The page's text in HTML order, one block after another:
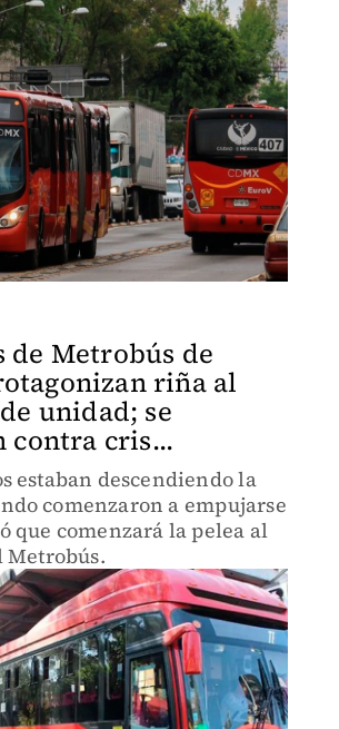
de Metrobús de
riña al
unidad; se
contra cris...
estaban descendiendo la
comenzaron a empujarse
que comenzará la pelea al